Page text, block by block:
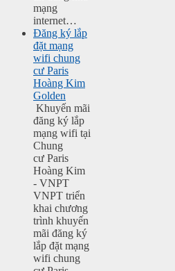
mạng
internet…
Đăng ký lắp
đặt mạng
wifi chung
cư Paris
Hoàng Kim
Golden
Khuyến mãi
đăng ký lắp
mạng wifi tại
Chung
cư Paris
Hoàng Kim
- VNPT
VNPT triển
khai chương
trình khuyến
mãi đăng ký
lắp đặt mạng
wifi chung